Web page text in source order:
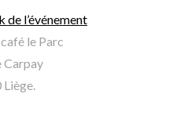
de l’événement
le Parc
Carpay